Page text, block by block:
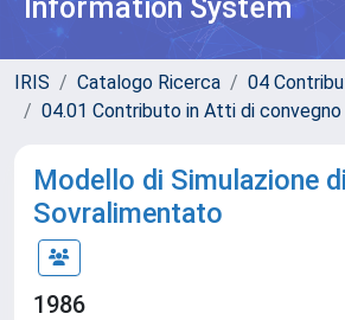
Information System
IRIS Catalogo Ricerca
04
04.01 Contributo in Atti di convegno
Modello di Simulazione
Sovralimentato
1986